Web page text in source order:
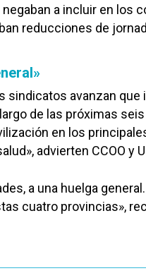
a incluir en los
reducciones de
sindicatos avanzan que
de las próximas
en los
advierten CCOO y
a una huelga
cuatro provincias»,